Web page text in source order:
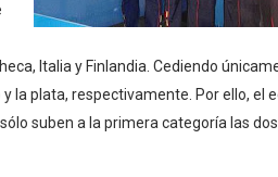
(Varese, Italia) - Rumanía,
(Tokio, Japón) - Estados
con Jason Hotch como
Italia y Finlandia. Cediendo
la plata, respectivamente. Por ello, el
suben a la primera categoría las